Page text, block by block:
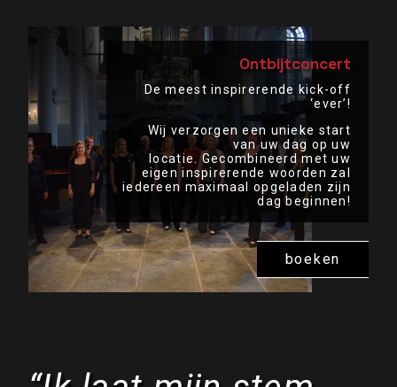
boeken
Ontbijtconcert
De meest inspirerende kick-off
‘ever’!
Wij verzorgen een unieke start
van uw dag op uw
locatie. Gecombineerd met uw
eigen inspirerende woorden zal
iedereen maximaal opgeladen zijn
dag beginnen!